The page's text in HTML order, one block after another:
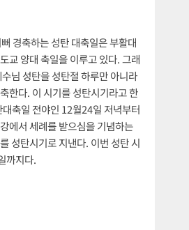
경축하는 성탄 대축일은 부활대
교 양대 축일을 이루고 있다. 그래
님 성탄을 성탄절 하루만 아니라
한다. 이 시기를 성탄시기라고 한
축일 전야인 12월24일 저녁부터
에서 세례를 받으심을 기념하는
성탄시기로 지낸다. 이번 성탄 시
까지다.